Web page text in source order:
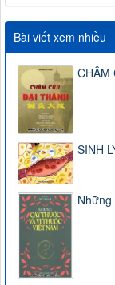
Bài viết xem nhiều
CHÂM
SINH